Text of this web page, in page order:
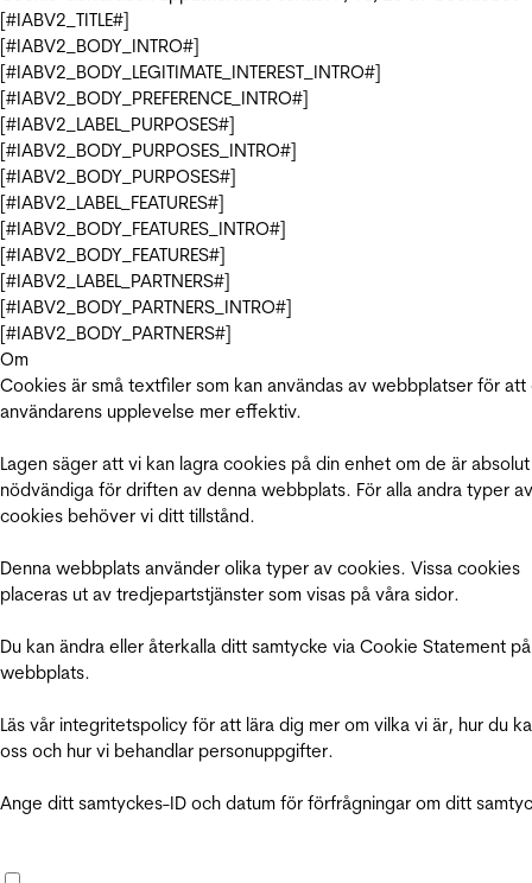
[#IABV2_TITLE#]
[#IABV2_BODY_INTRO#]
[#IABV2_BODY_LEGITIMATE_INTEREST_INTRO#]
[#IABV2_BODY_PREFERENCE_INTRO#]
[#IABV2_LABEL_PURPOSES#]
[#IABV2_BODY_PURPOSES_INTRO#]
[#IABV2_BODY_PURPOSES#]
[#IABV2_LABEL_FEATURES#]
[#IABV2_BODY_FEATURES_INTRO#]
[#IABV2_BODY_FEATURES#]
[#IABV2_LABEL_PARTNERS#]
[#IABV2_BODY_PARTNERS_INTRO#]
[#IABV2_BODY_PARTNERS#]
Om
Cookies är små textfiler som kan användas av webbplatser för att
användarens upplevelse mer effektiv.
Lagen säger att vi kan lagra cookies på din enhet om de är absolut
nödvändiga för driften av denna webbplats. För alla andra typer av
cookies behöver vi ditt tillstånd.
Denna webbplats använder olika typer av cookies. Vissa cookies
placeras ut av tredjepartstjänster som visas på våra sidor.
Du kan ändra eller återkalla ditt samtycke via Cookie Statement
webbplats.
Läs vår integritetspolicy för att lära dig mer om vilka vi är, hur du
oss och hur vi behandlar personuppgifter.
Ange ditt samtyckes-ID och datum för förfrågningar om ditt